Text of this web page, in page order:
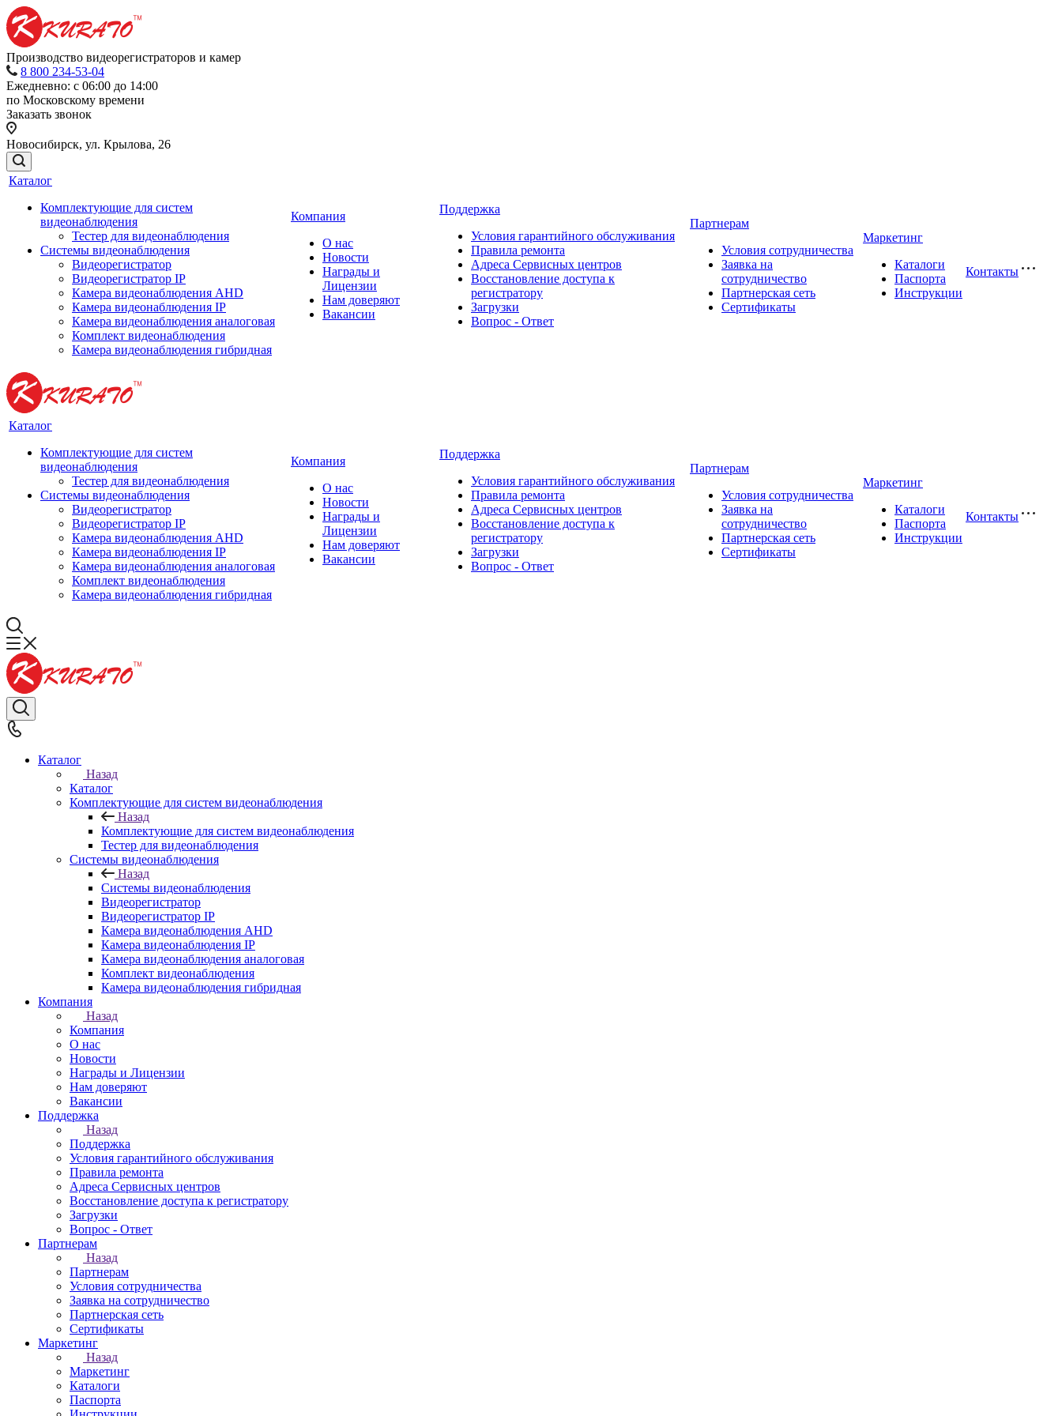
Производство видеорегистраторов и камер
8 800 234-53-04
Ежедневно: с 06:00 до 14:00
по Московскому времени
Заказать звонок
Новосибирск, ул. Крылова, 26
Каталог
Комплектующие для систем
видеонаблюдения
Тестер для видеонаблюдения
Системы видеонаблюдения
Видеорегистратор
Видеорегистратор IP
Камера видеонаблюдения AHD
Камера видеонаблюдения IP
Камера видеонаблюдения аналоговая
Комплект видеонаблюдения
Камера видеонаблюдения гибридная
Компания
О нас
Новости
Награды и
Лицензии
Нам доверяют
Вакансии
Поддержка
Условия гарантийного обслуживания
Правила ремонта
Адреса Сервисных центров
Восстановление доступа к
регистратору
Загрузки
Вопрос - Ответ
Партнерам
Условия сотрудничества
Заявка на
сотрудничество
Партнерская сеть
Сертификаты
Маркетинг
Каталоги
Паспорта
Инструкции
Контакты
Каталог
Комплектующие для систем
видеонаблюдения
Тестер для видеонаблюдения
Системы видеонаблюдения
Видеорегистратор
Видеорегистратор IP
Камера видеонаблюдения AHD
Камера видеонаблюдения IP
Камера видеонаблюдения аналоговая
Комплект видеонаблюдения
Камера видеонаблюдения гибридная
Компания
О нас
Новости
Награды и
Лицензии
Нам доверяют
Вакансии
Поддержка
Условия гарантийного обслуживания
Правила ремонта
Адреса Сервисных центров
Восстановление доступа к
регистратору
Загрузки
Вопрос - Ответ
Партнерам
Условия сотрудничества
Заявка на
сотрудничество
Партнерская сеть
Сертификаты
Маркетинг
Каталоги
Паспорта
Инструкции
Контакты
Каталог
Назад
Каталог
Комплектующие для систем видеонаблюдения
Назад
Комплектующие для систем видеонаблюдения
Тестер для видеонаблюдения
Системы видеонаблюдения
Назад
Системы видеонаблюдения
Видеорегистратор
Видеорегистратор IP
Камера видеонаблюдения AHD
Камера видеонаблюдения IP
Камера видеонаблюдения аналоговая
Комплект видеонаблюдения
Камера видеонаблюдения гибридная
Компания
Назад
Компания
О нас
Новости
Награды и Лицензии
Нам доверяют
Вакансии
Поддержка
Назад
Поддержка
Условия гарантийного обслуживания
Правила ремонта
Адреса Сервисных центров
Восстановление доступа к регистратору
Загрузки
Вопрос - Ответ
Партнерам
Назад
Партнерам
Условия сотрудничества
Заявка на сотрудничество
Партнерская сеть
Сертификаты
Маркетинг
Назад
Маркетинг
Каталоги
Паспорта